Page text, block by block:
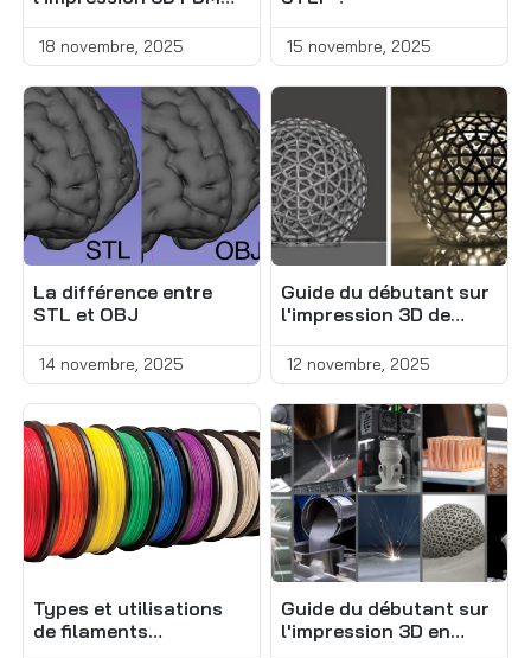
dépôt de fusion)
18 novembre, 2025 15 novembre, 2025
La différence entre
STL et OBJ
14 novembre, 2025
Guide du débutant sur
l'impression 3D de
12 novembre, 2025
Types et utilisations
de filaments
Guide du débutant sur
l'impression 3D en